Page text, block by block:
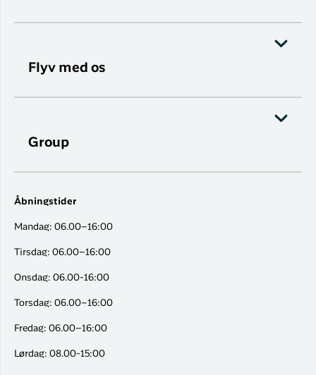
Flyv med os
Group
Åbningstider
Mandag: 06.00–16:00
Tirsdag: 06.00–16:00
Onsdag: 06.00-16:00
Torsdag: 06.00–16:00
Fredag: 06.00–16:00
Lørdag: 08.00-15:00